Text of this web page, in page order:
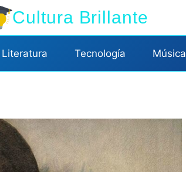
Cultura Brillante
Literatura Tecnología Música